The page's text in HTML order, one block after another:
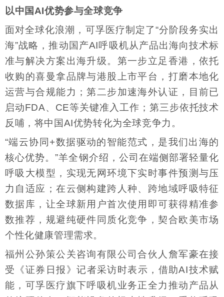
以中国AI优势参与全球竞争
面对全球化浪潮，可孚医疗制定了“分阶段务实出
海”战略，推动国产AI呼吸机从产品出海向技术标
准与解决方案出海升级。第一步立足香港，依托
收购的喜曼拿品牌与港股上市平台，打磨本地化
运营与合规能力；第二步加速海外认证，目前已
启动FDA、CE等关键准入工作；第三步依托技术
反哺，将中国AI优势转化为全球竞争力。
“端云协同+数据驱动的智能范式，是我们出海的
核心优势。”羊全钢介绍，公司在端侧部署轻量化
呼吸大模型，实现无网环境下实时事件预测与压
力自适应；在云侧构建跨人种、跨地域呼吸特征
数据库，让全球新用户首次使用即可获得精准参
数推荐，规避纯硬件同质化竞争，契合欧美市场
个性化健康管理需求。
福州公孙策公关咨询有限公司合伙人詹军豪在接
受《证券日报》记者采访时表示，借助AI技术赋
能，可孚医疗旗下呼吸机业务正全力推动产品从